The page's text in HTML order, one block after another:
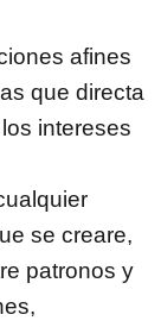
afines
que directa
intereses
se creare,
patronos y